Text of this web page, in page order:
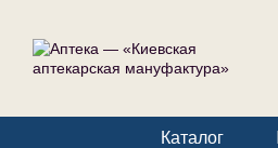
Каталог